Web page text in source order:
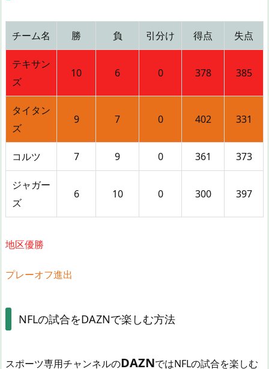
チーム名 勝 負 引分け 得点 失点
テキサン
ズ
10 6 0 378 385
タイタン
ズ
9 7 0 402 331
コルツ 7 9 0 361 373
ジャガー
ズ
6 10 0 300 397
地区優勝
プレーオフ進出
NFLの試合をDAZNで楽しむ方法
スポーツ専用チャンネルのDAZNではNFLの試合を楽しむ